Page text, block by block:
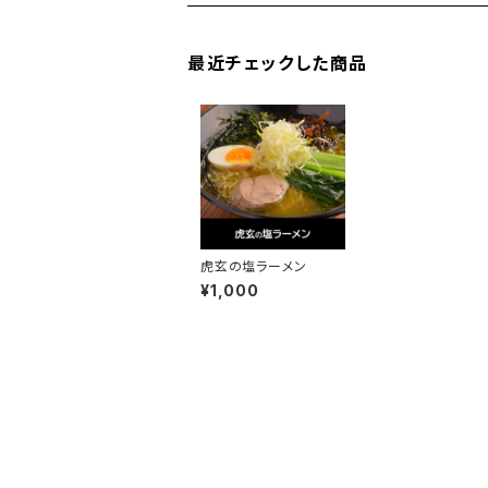
最近チェックした商品
虎玄の塩ラーメン
¥1,000